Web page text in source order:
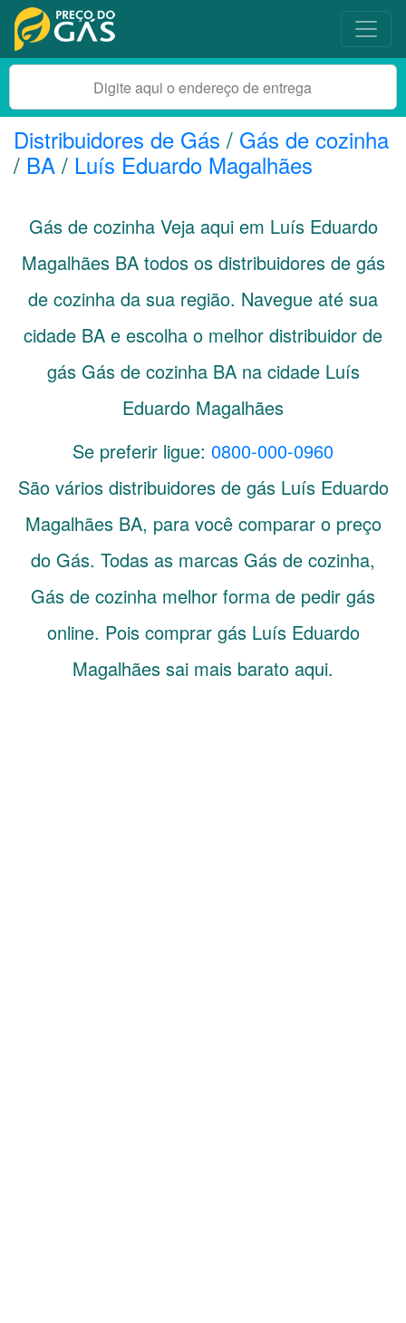
Distribuidores de Gás / Gás de cozinha
/ BA / Luís Eduardo Magalhães
Gás de cozinha Veja aqui em Luís Eduardo
Magalhães BAtodos os distribuidores de gás
de cozinha da sua região. Navegue até sua
cidade BA e escolha o melhor distribuidor de
gás Gás de cozinha BA na cidade Luís
Eduardo Magalhães
Se preferir ligue: 0800-000-0960
São vários distribuidores de gás Luís Eduardo
Magalhães BA, para você comparar o preço
do Gás. Todas as marcas Gás de cozinha,
Gás de cozinha melhor forma de pedir gás
online. Pois comprar gás Luís Eduardo
Magalhães sai mais barato aqui.